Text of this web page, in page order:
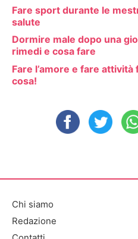
Fare sport durante le
salute
Dormire male dopo una
rimedi e cosa fare
Fare l’amore e fare
cosa!
Chi siamo
Redazione